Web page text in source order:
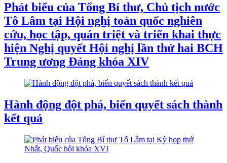
Phát biểu của Tổng Bí thư, Chủ tịch nước
Tô Lâm tại Hội nghị toàn quốc nghiên
cứu, học tập, quán triệt và triển khai thực
hiện Nghị quyết Hội nghị lần thứ hai BCH
Trung ương Đảng khóa XIV
Hành động đột phá, biến quyết sách thành
kết quả